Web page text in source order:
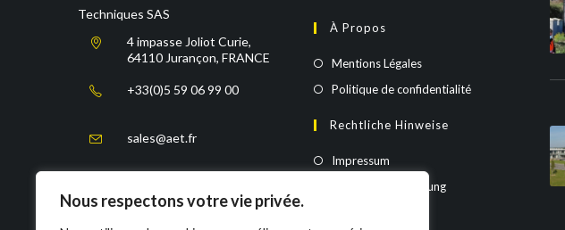
Nous respectons votre vie privée.
Techniques SAS
4 impasse Joliot Curie,
64110 Jurançon, FRANCE
+33(0)5 59 06 99 00
sales@aet.fr
À Propos
Mentions Légales
Politique de confidentialité
Rechtliche Hinweise
Impressum
Datenschutzerklärung